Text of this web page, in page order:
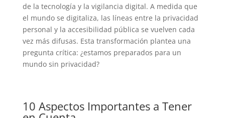
de la tecnología y la vigilancia digital. A medida que
el mundo se digitaliza, las líneas entre la privacidad
personal y la accesibilidad pública se vuelven cada
vez más difusas. Esta transformación plantea una
pregunta crítica: ¿estamos preparados para un
mundo sin privacidad?
10 Aspectos Importantes a Tener